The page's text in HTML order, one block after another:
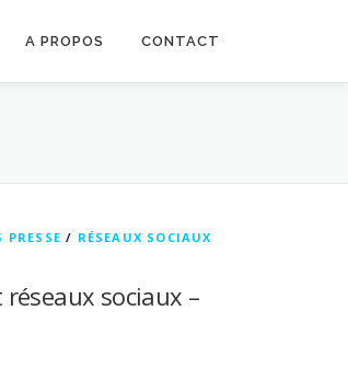
A PROPOS CONTACT
PRESSE / RÉSEAUX SOCIAUX
sociaux –